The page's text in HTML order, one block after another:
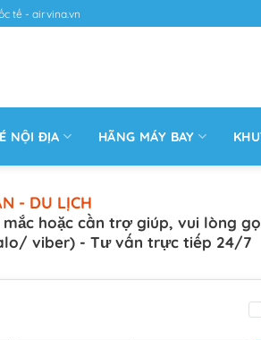
tế - airvina.vn
NỘI ĐỊA HÃNG MÁY BAY
- DU LỊCH
hoặc cần trợ giúp, vui lòng
viber) - Tư vấn trực tiếp 24/7